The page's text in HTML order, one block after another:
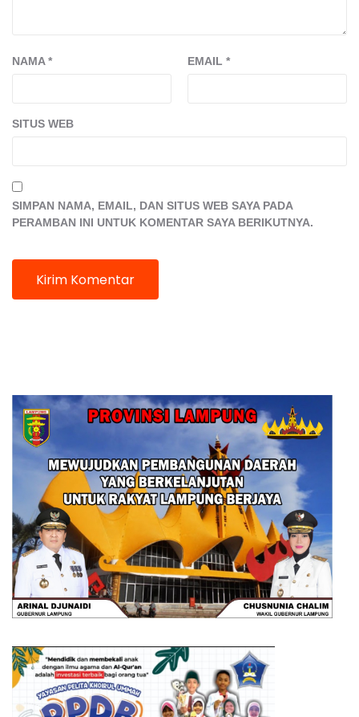
NAMA* EMAIL *
SITUS WEB
SIMPAN NAMA, EMAIL, DAN SITUS WEB SAYA PADA
PERAMBAN INI UNTUK KOMENTAR SAYA BERIKUTNYA.